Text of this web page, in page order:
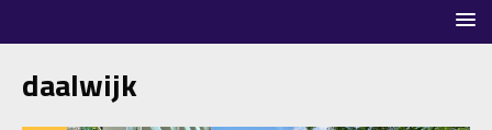
daalwijk